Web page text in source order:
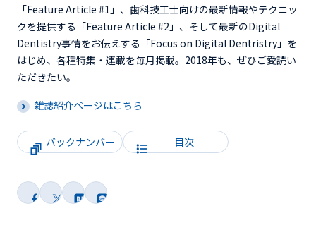
「Feature Article #1」、歯科技工士向けの最新情報やテクニッ
クを提供する「Feature Article #2」、そして最新のDigital
Dentistry事情をお伝えする「Focus on Digital Dentristry」を
はじめ、各種特集・連載を毎月掲載。2018年も、ぜひご愛読い
ただきたい。
雑誌紹介ページはこちら
バックナンバー 目次